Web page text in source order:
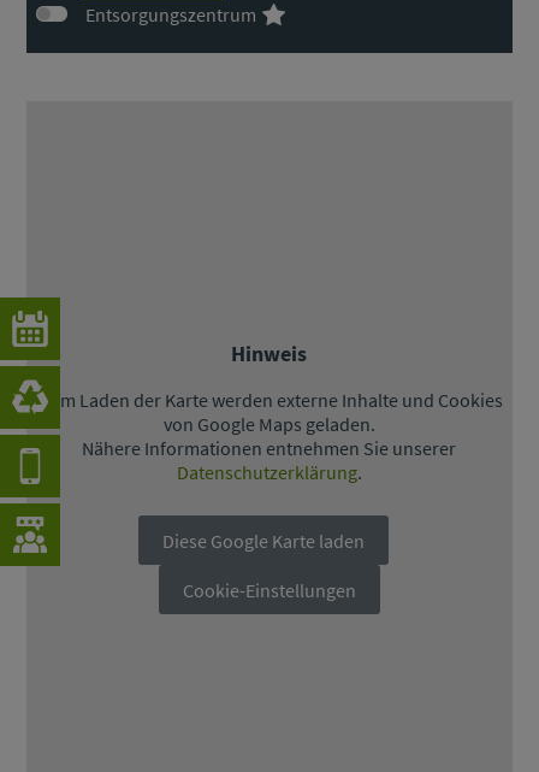
Entsorgungszentrum
Hinweis
Beim Laden der Karte werden externe Inhalte und Cookies
von Google Maps geladen.
Nähere Informationen entnehmen Sie unserer
Datenschutzerklärung.
Diese Google Karte laden
Cookie-Einstellungen